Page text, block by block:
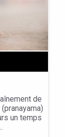
de
un temps